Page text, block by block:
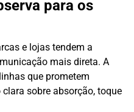
para os
e lojas tendem a
mais direta. A
que prometem
sobre absorção, toque